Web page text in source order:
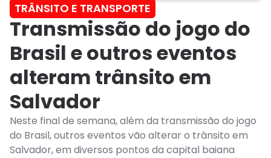
TRÂNSITO E TRANSPORTE
Transmissão do jogo do
Brasil e outros eventos
alteram trânsito em
Salvador
Neste final de semana, além da transmissão do jogo
do Brasil, outros eventos vão alterar o trânsito em
Salvador, em diversos pontos da capital baiana